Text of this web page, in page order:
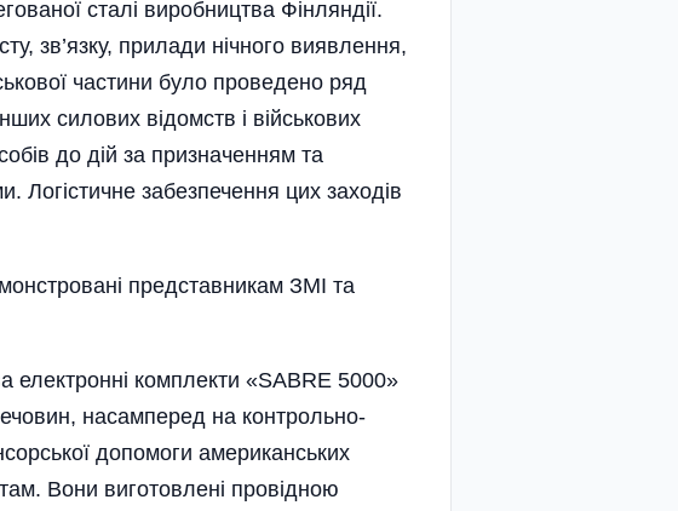
сталі виробництва Фінляндії.
зв’язку, прилади нічного виявлення,
частини було проведено ряд
силових відомств і військових
до дій за призначенням та
Логістичне забезпечення цих заходів
пред­ставникам ЗМІ та
електронні комплекти «SABRE 5000»
насамперед на контрольно-
допомоги американських
Вони виготовлені провідною